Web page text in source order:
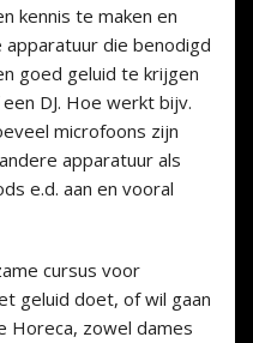
kennis te maken en
die benodigd
goed geluid te krijgen
DJ. Hoe werkt bijv.
microfoons zijn
apparatuur als
e.d. aan en vooral
cursus voor
geluid doet, of wil gaan
Horeca, zowel dames